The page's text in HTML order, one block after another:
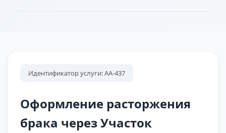
«Имени 40 лет октября» (коллективный сад),
«Имени 60 лет октября» (коллективный сад),
«Луч» (коллективный сад), «Надежда»
(коллективный сад), «Путеец» (коллективный
Идентификатор услуги: АА-437
Оформление расторжения
брака через Участок